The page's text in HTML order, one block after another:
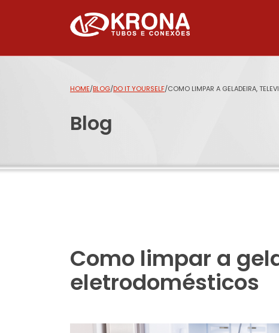
HOME/BLOG/DO IT YOURSELF/COMO LIMPAR A GELADEIRA,
Blog
Como limpar a
eletrodomésticos